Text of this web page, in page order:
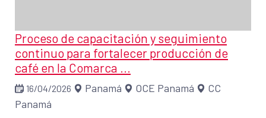
Proceso de capacitación y seguimiento
continuo para fortalecer producción de
café en la Comarca ...
16/04/2026 Panamá OCE Panamá
CC
Panamá